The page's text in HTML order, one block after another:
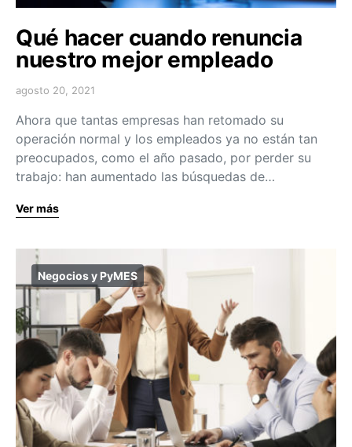
Qué hacer cuando renuncia
nuestro mejor empleado
agosto 20, 2021
Ahora que tantas empresas han retomado su
operación normal y los empleados ya no están tan
preocupados, como el año pasado, por perder su
trabajo: han aumentado las búsquedas de…
Ver más
Negocios y PyMES